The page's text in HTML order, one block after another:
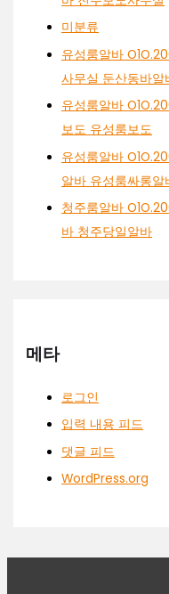
미분류
유성룸알바
사무실 둔산동바알
유성룸알바
보도 유성룸보도
유성룸알바
알바 유성룸싸롱알
청주룸알바
바 청주당일알바
메타
로그인
입력 내용 피드
댓글 피드
WordPress.org